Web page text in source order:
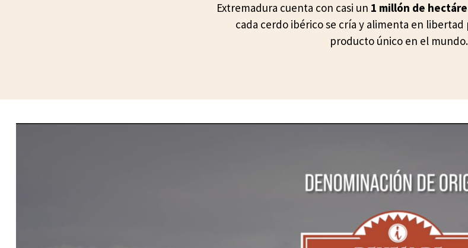
Extremadura cuenta con casi un 1 millón de
cada cerdo ibérico se cría y alimenta en libertad
producto único en el mundo.